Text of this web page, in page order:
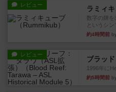
レビュー ラミィ
数字の牌
というシン
約4時間前
レビュー
ブラッ
1996年に
約5時間前